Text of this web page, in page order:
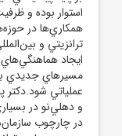
استوار بوده و
همکاري‌ها در
ترانزيتي و
ايجاد
مسيرهاي جديدي
عملياتي شود.دکتر
و دهلي‌نو در
در چارچوب